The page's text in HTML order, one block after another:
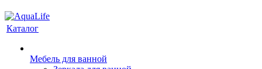
Каталог
Мебель для ванной